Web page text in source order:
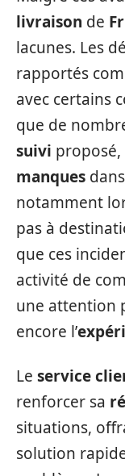
livraison de
lacunes. Les
rapportés
avec certains
que de
suivi proposé,
manques
notamment
pas à
que ces
activité de
une attention
encore l’
Le service
renforcer sa
situations,
solution